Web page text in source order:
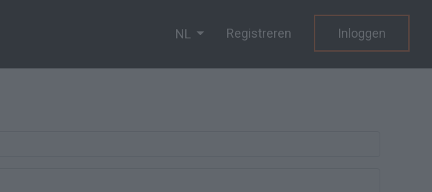
NL Registreren Inloggen